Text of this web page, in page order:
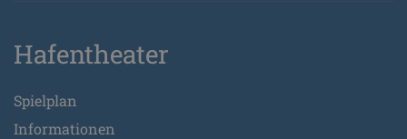
Hafentheater
Spielplan
Informationen